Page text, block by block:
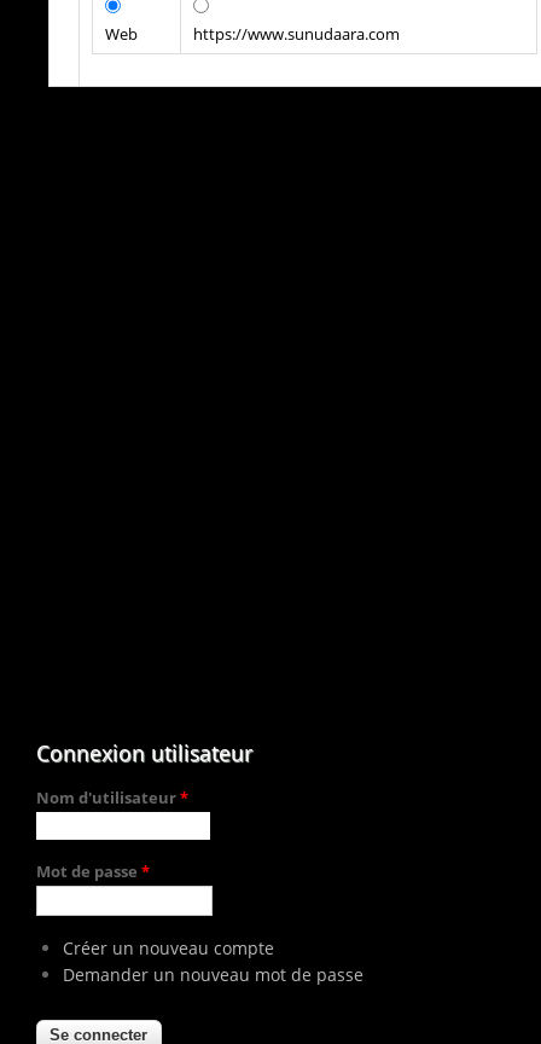
Web https://www.sunudaara.com
Connexion utilisateur
Nom d'utilisateur*
Mot de passe *
Créer un nouveau compte
Demander un nouveau mot de passe